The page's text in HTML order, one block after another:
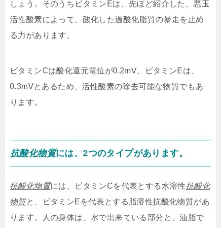
しょう。そのうちビタミンEは、先ほど紹介した、悪玉
活性酸素によって、酸化した過酸化脂質の暴走を止め
る力があります。
ビタミンCは酸化還元電位が0.2mV、ビタミンEは、
0.3mVとあるため、活性酸素の除去可能な物質でもあ
ります。
抗酸化物質には、2つのタイプがあります。
抗酸化物質には、ビタミンCを代表とする水溶性抗酸化
物質と、ビタミンEを代表とする脂溶性抗酸化物質があ
ります。人の身体は、水で出来ている部分と、油脂で